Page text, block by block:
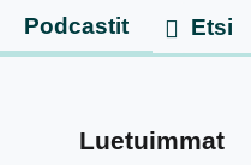
Podcastit
Luetuimmat